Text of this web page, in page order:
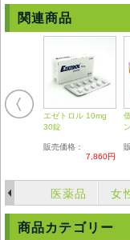
う。本剤は、大腸を刺激
便を体外に排泄する働き
にもなりますが、便秘の
セノコットは、服用して
ので、夜、就寝前に飲め
ります。
使用をお願い致します。
副作用
本剤は、副作用リスクの
ん。ただ、軽い腹痛、吐
す。また、本剤は、腸の
で、服用量を多く取り過
関連商品
エゼトロル 10mg
30錠
販売価格：
7,860円
医薬品 女
商品カテゴリー